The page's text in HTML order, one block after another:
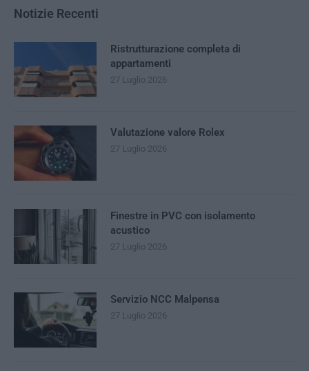
Notizie Recenti
Ristrutturazione completa di
appartamenti
27 Luglio 2026
Valutazione valore Rolex
27 Luglio 2026
Finestre in PVC con isolamento
acustico
27 Luglio 2026
Servizio NCC Malpensa
27 Luglio 2026